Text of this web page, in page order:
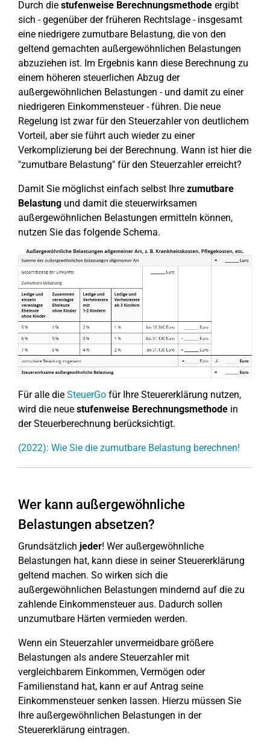
Durch die stufenweise Berechnungsmethode ergibt
sich - gegenüber der früheren Rechtslage - insgesamt
eine niedrigere zumutbare Belastung, die von den
geltend gemachten außergewöhnlichen Belastungen
abzuziehen ist. Im Ergebnis kann diese Berechnung zu
einem höheren steuerlichen Abzug der
außergewöhnlichen Belastungen - und damit zu einer
niedrigeren Einkommensteuer - führen. Die neue
Regelung ist zwar für den Steuerzahler von deutlichem
Vorteil, aber sie führt auch wieder zu einer
Verkomplizierung bei der Berechnung. Wann ist hier die
"zumutbare Belastung" für den Steuerzahler erreicht?
Damit Sie möglichst einfach selbst Ihre zumutbare
Belastung und damit die steuerwirksamen
außergewöhnlichen Belastungen ermitteln können,
nutzen Sie das folgende Schema.
Für alle die SteuerGo für Ihre Steuererklärung nutzen,
wird die neue stufenweise Berechnungsmethode in
der Steuerberechnung berücksichtigt.
(2022): Wie Sie die zumutbare Belastung berechnen!
Wer kann außergewöhnliche
Belastungen absetzen?
Grundsätzlich jeder! Wer außergewöhnliche
Belastungen hat, kann diese in seiner Steuererklärung
geltend machen. So wirken sich die
außergewöhnlichen Belastungen mindernd auf die zu
zahlende Einkommensteuer aus. Dadurch sollen
unzumutbare Härten vermieden werden.
Wenn ein Steuerzahler unvermeidbare größere
Belastungen als andere Steuerzahler mit
vergleichbarem Einkommen, Vermögen oder
Familienstand hat, kann er auf Antrag seine
Einkommensteuer senken lassen. Hierzu müssen Sie
Ihre außergewöhnlichen Belastungen in der
Steuererklärung eintragen.